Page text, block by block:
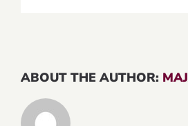
ABOUT THE AUTHOR: